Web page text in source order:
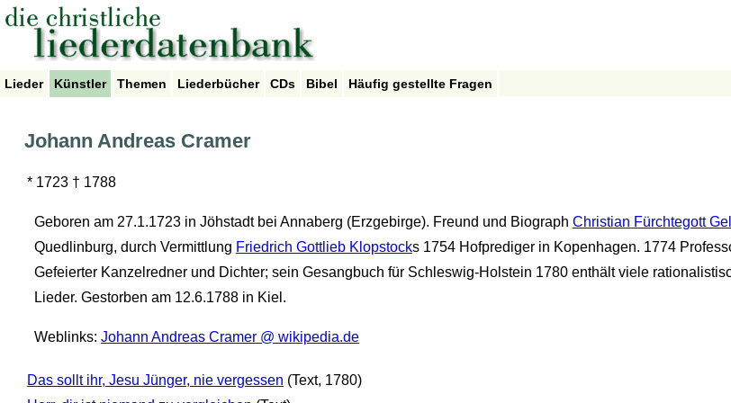
Lieder Künstler Themen Liederbücher CDs Bibel Häufig gestellte Fragen
Johann Andreas Cramer
* 1723 † 1788
Geboren am 27.1.1723 in Jöhstadt bei Annaberg (Erzgebirge). Freund und Biograph Christian Fürchtegott
Quedlinburg, durch Vermittlung Friedrich Gottlieb Klopstocks 1754 Hofprediger in Kopenhagen. 1774
Gefeierter Kanzelredner und Dichter; sein Gesangbuch für Schleswig-Holstein 1780 enthält viele
Lieder. Gestorben am 12.6.1788 in Kiel.
Weblinks: Johann Andreas Cramer @ wikipedia.de
Das sollt ihr, Jesu Jünger, nie vergessen (Text, 1780)